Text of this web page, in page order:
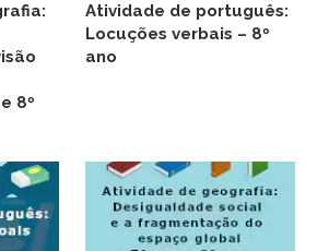
8º
Atividade de português:
Locuções verbais – 8º
ano